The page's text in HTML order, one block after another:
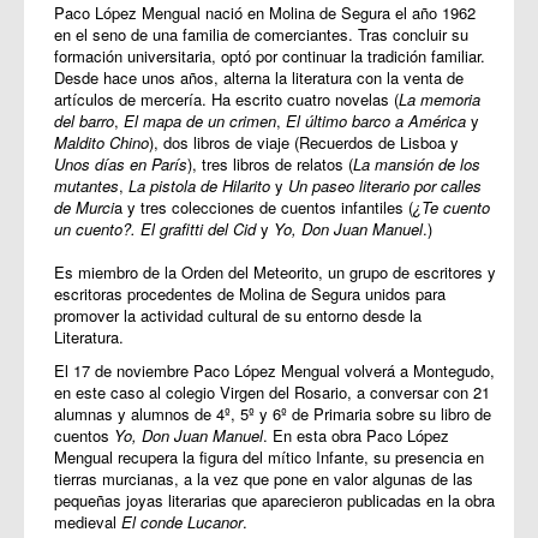
Paco López Mengual nació en Molina de Segura el año 1962
en el seno de una familia de comerciantes. Tras concluir su
formación universitaria, optó por continuar la tradición familiar.
Desde hace unos años, alterna la literatura con la venta de
artículos de mercería. Ha escrito cuatro novelas (La memoria
del barro, El mapa de un crimen, El último barco a América y
Maldito Chino), dos libros de viaje (Recuerdos de Lisboa y
Unos días en París), tres libros de relatos (La mansión de los
mutantes, La pistola de Hilarito y Un paseo literario por calles
de Murcia y tres colecciones de cuentos infantiles (¿Te cuento
un cuento?. El grafitti del Cidy Yo, Don Juan Manuel.)
Es miembro de la Orden del Meteorito, un grupo de escritores y
escritoras procedentes de Molina de Segura unidos para
promover la actividad cultural de su entorno desde la
Literatura.
El 17 de noviembre Paco López Mengual volverá a Montegudo,
en este caso al colegio Virgen del Rosario, a conversar con 21
alumnas y alumnos de 4º, 5º y 6º de Primaria sobre su libro de
cuentos Yo, Don Juan Manuel. En esta obra Paco López
Mengual recupera la figura del mítico Infante, su presencia en
tierras murcianas, a la vez que pone en valor algunas de las
pequeñas joyas literarias que aparecieron publicadas en la obra
medieval El conde Lucanor.